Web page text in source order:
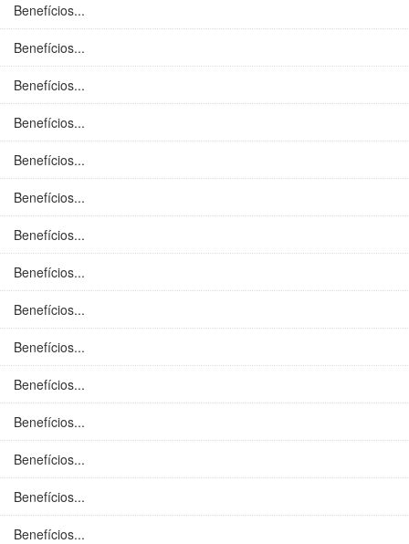
Benefícios...
Benefícios...
Benefícios...
Benefícios...
Benefícios...
Benefícios...
Benefícios...
Benefícios...
Benefícios...
Benefícios...
Benefícios...
Benefícios...
Benefícios...
Benefícios...
Benefícios...